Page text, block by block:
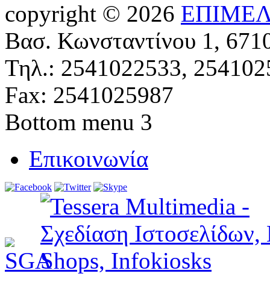
copyright © 2026
Βασ. Κωνσταντίνου 1,
Τηλ.: 2541022533,
Fax: 2541025987
Bottom menu 3
Επικοινωνία